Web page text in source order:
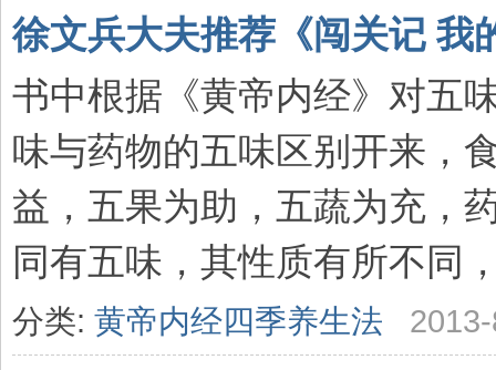
徐文兵大夫推荐《闯关记 我
书中根据《黄帝内经》对五
味与药物的五味区别开来，
益，五果为助，五蔬为充，
同有五味，其性质有所不同
分类: 黄帝内经四季养生法